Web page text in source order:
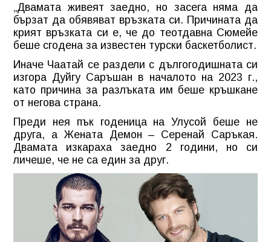
„Двамата живеят заедно, но засега няма да
бързат да обявяват връзката си. Причината да
крият връзката си е, че до теотдавна Сюмейе
беше сгодена за известен турски баскетболист.
Иначе Чаатай се раздели с дългогодишната си
изгора Дуйгу Саръшан в началото на 2023 г.,
като причина за разлъката им беше кръшкане
от негова страна.
Преди нея пък годеница на Улусой беше не
друга, а Жената Демон – Серенай Саръкая.
Двамата изкараха заедно 2 години, но си
личеше, че не са един за друг.